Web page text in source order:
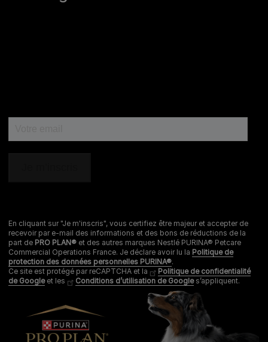
En cliquant sur "Je m'inscris", vous certifiez être majeur et accepter de
recevoir par e-mail des informations et des bons de réductions de la
part de PRO PLAN® et des autres marques Nestlé PURINA® Petcare
Commercial Operations France. Je déclare avoir lu la Politique de
protection des données personnelles PURINA®.
Ce site est protégé par reCAPTCHA et la
Politique de confidentialité
de Googleet les Conditions d’utilisation de Googles’appliquent.
® REG. TRADEMARK OF SOCIÉTÉ DES PRODUITS NESTLÉ S.A.
Sitemap